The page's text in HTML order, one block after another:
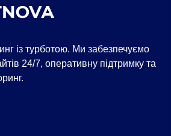
із турботою. Ми забезпечуємо
24/7, оперативну підтримку та